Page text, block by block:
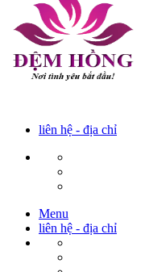
liên hệ - địa chỉ
Menu
liên hệ - địa chỉ